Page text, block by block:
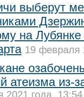
выберут
на
19 февраля
атеизма из-